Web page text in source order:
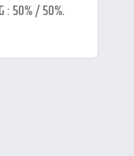
: 50% / 50%.